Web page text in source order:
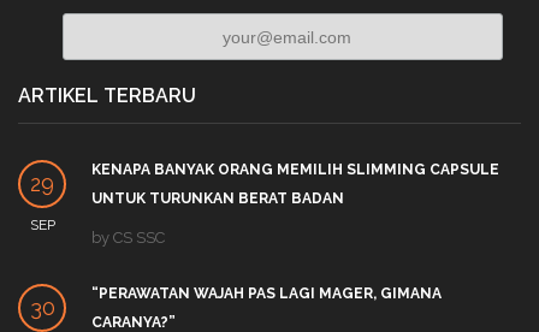
ARTIKEL TERBARU
29
SEP
KENAPA BANYAK ORANG MEMILIH SLIMMING CAPSULE
UNTUK TURUNKAN BERAT BADAN
by CS SSC
30
“PERAWATAN WAJAH PAS LAGI MAGER, GIMANA
CARANYA?”